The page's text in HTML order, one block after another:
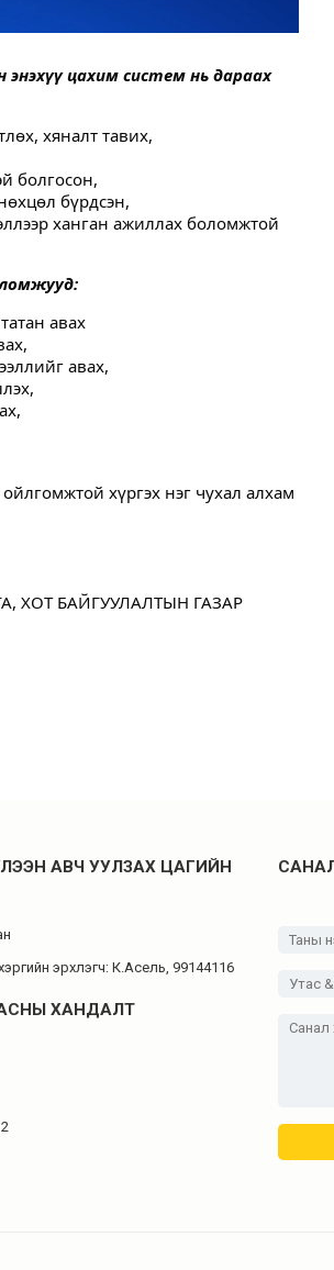
цахим систем нь дараах
хяналт тавих,
болгосон,
бүрдсэн,
ханган ажиллах боломжтой
авах
авах,
хүргэх нэг чухал алхам
ХОТ БАЙГУУЛАЛТЫН ГАЗАР
АВЧ УУЛЗАХ ЦАГИЙН
эрхлэгч: К.Асель, 99144116
ХАНДАЛТ